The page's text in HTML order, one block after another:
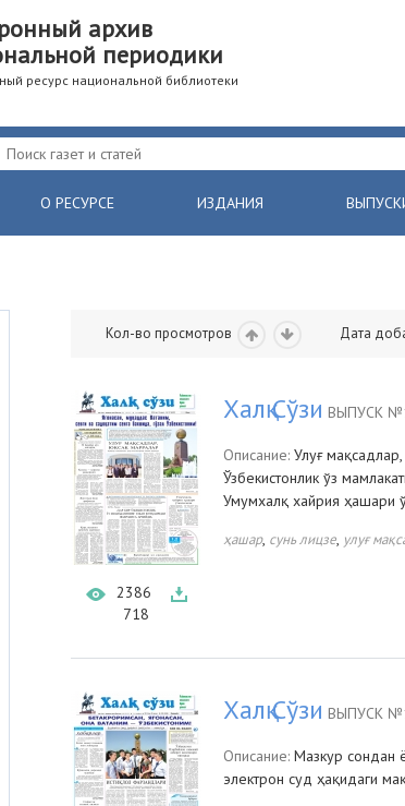
архив
периодики
ресурс национальной библиотеки
О РЕСУРСЕ ИЗДАНИЯ
Кол-во просмотров Дата
2386
718
Халқ Сўзи ВЫПУСК
Описание: Улуғ
Ўзбекистонлик ўз
Умумхалқ хайрия ҳашари
ҳашар, сунь лицзе, улуғ
Халқ Сўзи ВЫПУСК
Описание: Мазкур сондан
электрон суд ҳақидаги